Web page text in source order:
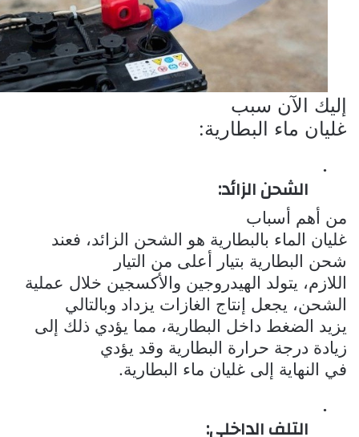
إليك الآن سبب
غليان ماء البطارية:
·
الشحن الزائد:
من أهم أسباب
غليان الماء بالبطارية هو الشحن الزائد، فعند
شحن البطارية بتيار أعلى من التيار
اللازم، يتولد الهيدروجين والأكسجين خلال عملية
الشحن، يجعل إنتاج الغازات يزداد وبالتالي
يزيد الضغط داخل البطارية، مما يؤدي ذلك إلى
زيادة درجة حرارة البطارية وقد يؤدي
في النهاية إلى غليان ماء البطارية.
·
التلف الداخلي: